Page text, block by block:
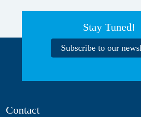
Stay Tuned!
Subscribe to our
Contact